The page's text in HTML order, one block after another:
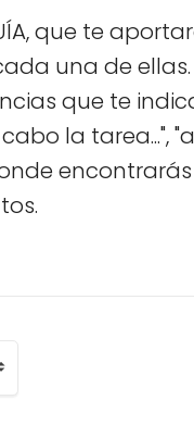
que te
una de
que te
la tarea...",